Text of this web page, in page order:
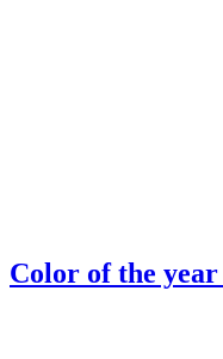
Color of the year